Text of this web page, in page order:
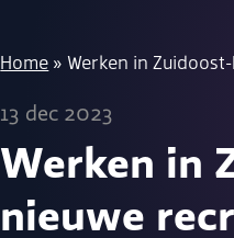
Home »Werken in
13 dec 2023
Werken in
nieuwe